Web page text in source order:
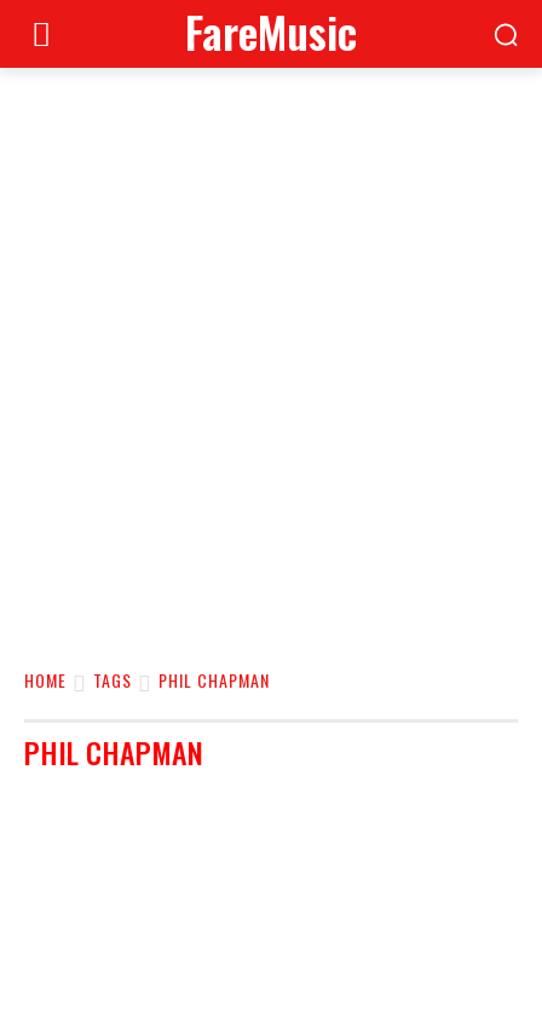
FareMusic
HOME TAGS PHIL CHAPMAN
PHIL CHAPMAN